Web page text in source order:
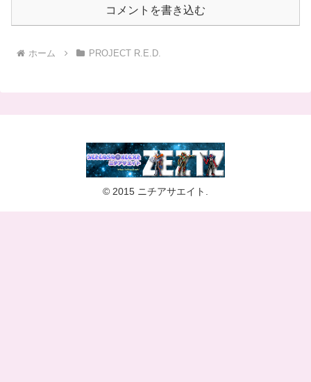
コメントを書き込む
ホーム PROJECT R.E.D.
© 2015 ニチアサエイト.